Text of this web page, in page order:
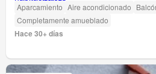
Aparcamiento Aire acondicionado
Completamente amueblado
Hace 30+ días